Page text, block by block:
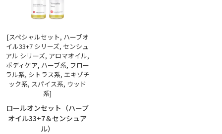
[スペシャルセット, ハーブオ
イル33+7 シリーズ, センシュ
アル シリーズ, アロマオイル,
ボディケア, ハーブ系, フロー
ラル系, シトラス系, エキゾチ
ック系, スパイス系, ウッド
系]
ロールオンセット（ハーブ
オイル33+7＆センシュア
ル）